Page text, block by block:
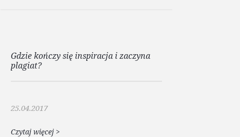
Gdzie kończy się inspiracja i zaczyna
plagiat?
25.04.2017
Czytaj więcej >